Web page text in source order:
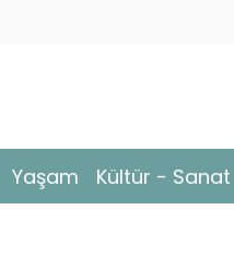
Yaşam Kültür - Sanat